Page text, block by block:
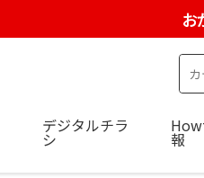
お
デジタルチラ
シ 報